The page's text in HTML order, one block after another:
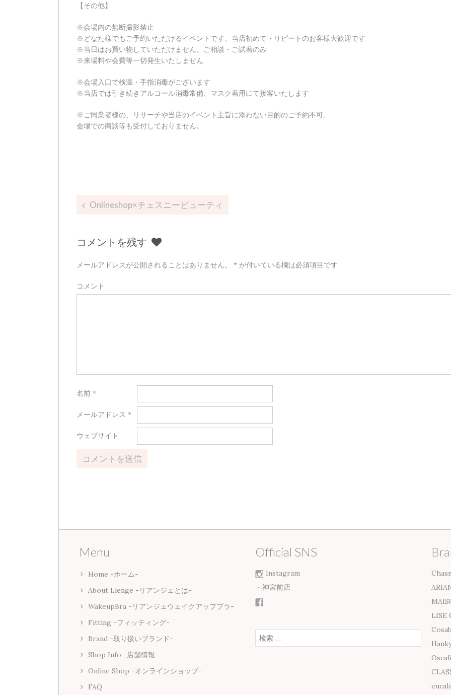
【その他】
※会場内の無断撮影禁止
※どなた様でもご予約いただけるイベントです、当店初めて・リピートのお客様大歓迎です
※当日はお買い物していただけません。ご相談・ご試着のみ
※来場料や会費等一切発生いたしません
※会場入口で検温・手指消毒がございます
※当店では引き続きアルコール消毒常備、マスク着用にて接客いたします
※ご同業者様の、リサーチや当店のイベント主旨に添わない目的のご予約不可、
会場での商談等も受付しておりません。
Post navigation
Onlineshop×チェスニービューティ
コメントを残す
メールアドレスが公開されることはありません。 *が付いている欄は必須項目です
コメント
名前 *
メールアドレス *
ウェブサイト
Menu
Home -ホーム-
About Lienge -リアンジェとは-
WakeupBra -リアンジェウェイクアップブラ-
Fitting -フィッティング-
Brand -取り扱いブランド-
Shop Info -店舗情報-
Online Shop -オンラインショップ-
FAQ
Official SNS
Instagram
・神宮前店
LISE
検索: